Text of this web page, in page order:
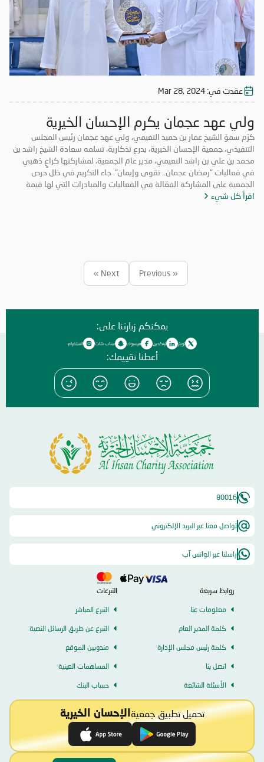
عقدت في: Mar 28, 2024
ولي عهد عجمان يكرم الإحسان الخيرية
كرّم سموّ الشيخ عمار بن حميد النعيمي، ولي عهد عجمان رئيس المجلس
التنفيذي، جمعية الإحسان الخيرية، بدرع تذكارية، تسلمه سعادة الشيخ راشد بن
محمد بن علي بن راشد النعيمي، مدير عام الجمعية، لمشاركتها كراعٍ ذهبي
في فعاليات "رمضان عجمان.. تقوى وإيمان". جاء التكريم في ظل حرص
الجمعية على المشاركة الفعّالة في الفعاليات والمبادرات التي لها قيمة
مضافة تعود على المجتمع بالخير والنفع، وهو ما تتميز به فعاليات "رمضان
وتعزيزاً لمكانة الإمارة وإبراز دورها في نشر قيم الخير والمحبة في الشهر
اقرأ كل شيء
« Previous
Next »
يمكنكم زيارتنا على:
تويتر لينكدين فيسبوك سناب شات انستغرام
أعطنا تقييمك:
80016
تواصل معنا عبر البريد الإلكتروني
راسلنا عبر الواتس آب
روابط سريعة
معلومات عنا
كلمة المدير العام
كلمة رئيس مجلس الإدارة
اتصل بنا
الأسئلة الشائعة
التبرعات
التبرع المباشر
التبرع عن طريق الرسائل النصية
مندوبين الموقع
المساهمات العينية
حساب البنك
تحميل تطبيق جمعية الإحسان الخيرية